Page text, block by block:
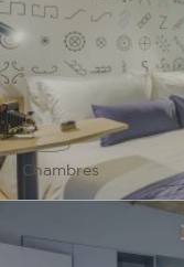
Chambres